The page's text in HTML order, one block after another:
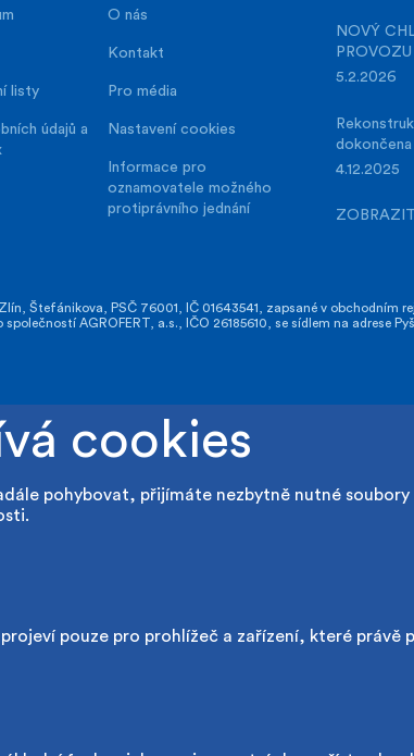
O nás
Kontakt
listy Pro média
údajů a
Nastavení cookies
Informace pro
oznamovatele možného
protiprávního jednání
NOVÝ
PROVOZU
5.2.2026
dokončena
4.12.2025
Štefánikova, PSČ 76001, IČ 01643541, zapsané v obchodním
AGROFERT, a.s., IČO 26185610, se sídlem na adrese
cookies
pohybovat, přijímáte nezbytně nutné
pouze pro prohlížeč a zařízení, které